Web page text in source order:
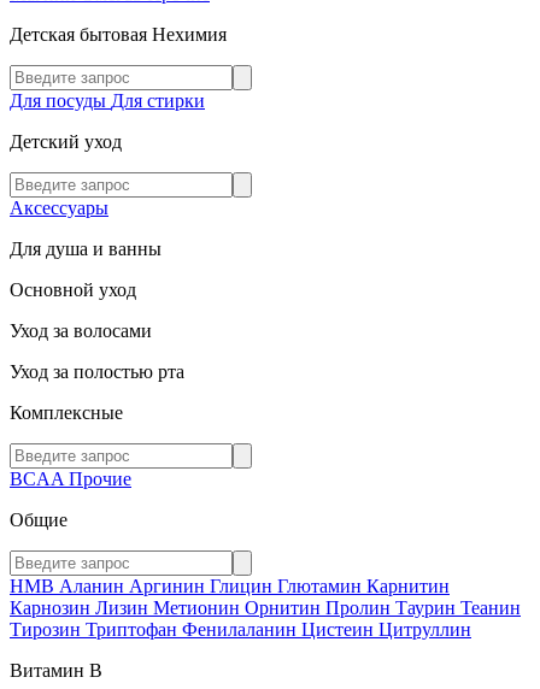
Детская бытовая Нехимия
Для посуды Для стирки
Детский уход
Аксессуары
Для душа и ванны
Основной уход
Уход за волосами
Уход за полостью рта
Комплексные
BCAA Прочие
Общие
HMB Аланин Аргинин Глицин Глютамин Карнитин
Карнозин Лизин Метионин Орнитин Пролин Таурин Теанин
Тирозин Триптофан Фенилаланин Цистеин Цитруллин
Витамин В